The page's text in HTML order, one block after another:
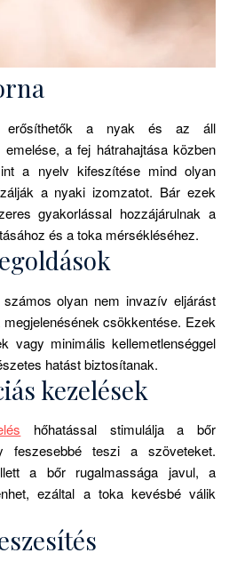
erősíthetők a nyak és az áll
a fej hátrahajtása közben
a nyelv kifeszítése mind olyan
a nyaki izomzatot. Bár ezek
gyakorlással hozzájárulnak a
és a toka mérsékléséhez.
olyan nem invazív eljárást
csökkentése. Ezek
vagy minimális kellemetlenséggel
hatást biztosítanak.
kezelések
hőhatással stimulálja a bőr
feszesebbé teszi a szöveteket.
a bőr rugalmassága javul, a
ezáltal a toka kevésbé válik